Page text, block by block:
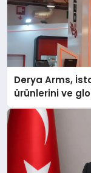
Derya Arms,
ürünlerini ve